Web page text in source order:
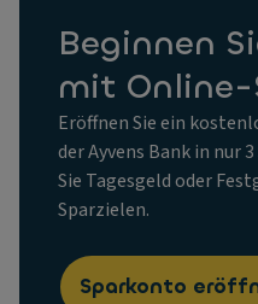
Beginnen
mit Online-
Eröffnen Sie ein
der Ayvens Bank in nur
Sie Tagesgeld oder
Sparzielen.
Sparkonto